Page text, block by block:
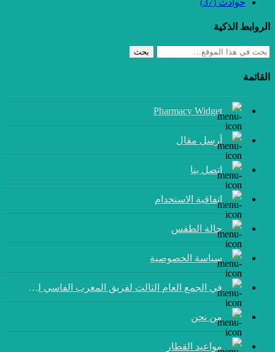
Pharmacy Widget
أرسل مقال
إتصل بنا
اتفاقية الاستخدام
حالة الطقس
سياسة الخصوصية
في الجمع العام الثالث لفريق المغرب الفاسي لكرة القدم:
من نحن
مواعيد القطار